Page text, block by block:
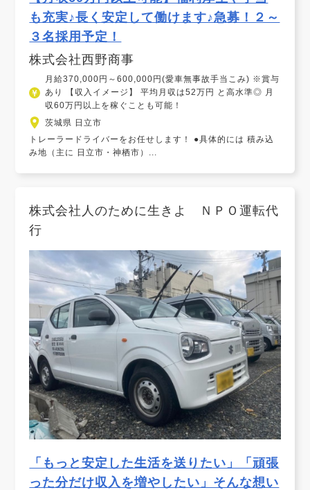
も充実♪長く安定して働けます♪急募！２～
３名採用予定！
株式会社西野商事
月給370,000円～600,000円(愛車無事故手当こみ) ※賞与
あり 【収入イメージ】 平均月収は52万円 と高水準◎ 月
収60万円以上を稼ぐことも可能！
茨城県 日立市
トレーラードライバーをお任せします！ ●具体的には 積み込
み地（主に 日立市・神栖市）...
株式会社人のために生きよ ＮＰＯ運転代
行
「もっと安定した生活を送りたい」「頑張
った分だけ収入を増やしたい」そんな想い